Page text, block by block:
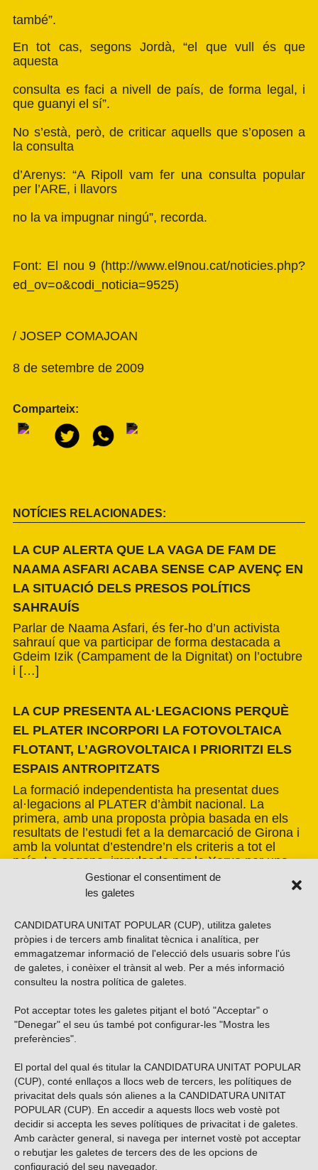
Gestionar el consentiment de
les galetes
CANDIDATURA UNITAT POPULAR (CUP), utilitza galetes
pròpies i de tercers amb finalitat tècnica i analítica, per
emmagatzemar informació de l'elecció dels usuaris sobre l'ús
de galetes, i conèixer el trànsit al web. Per a més informació
consulteu la nostra política de galetes
Pot acceptar totes les galetes pitjant el botó "Acceptar" o
"Denegar" el seu ús també pot configurar-les "Mostra les
preferències".
El portal del qual és titular la CANDIDATURA UNITAT POPULAR
(CUP), conté enllaços a llocs web de tercers, les polítiques de
privacitat dels quals són alienes a la CANDIDATURA UNITAT
POPULAR (CUP). En accedir a aquests llocs web vostè pot
decidir si accepta les seves polítiques de privacitat i de galetes.
Amb caràcter general, si navega per internet vostè pot acceptar
o rebutjar les galetes de tercers des de les opcions de
configuració del seu navegador.
també”.
En tot cas, segons Jordà, “el que vull és que
aquesta
consulta es faci a nivell de país, de forma legal, i
que guanyi el sí”.
No s’està, però, de criticar aquells que s’oposen a
la consulta
d’Arenys: “A Ripoll vam fer una consulta popular
per l’ARE, i llavors
no la va impugnar ningú”, recorda.
Font: El nou 9 (http://www.el9nou.cat/noticies.php?
ed_ov=o&codi_noticia=9525)
/ JOSEP COMAJOAN
8 de setembre de 2009
Comparteix:
NOTÍCIES RELACIONADES:
LA CUP ALERTA QUE LA VAGA DE FAM DE
NAAMA ASFARI ACABA SENSE CAP AVENÇ EN
LA SITUACIÓ DELS PRESOS POLÍTICS
SAHRAUÍS
Parlar de Naama Asfari, és fer-ho d’un activista
sahrauí que va participar de forma destacada a
Gdeim Izik (Campament de la Dignitat) on l’octubre
i […]
LA CUP PRESENTA AL·LEGACIONS PERQUÈ
EL PLATER INCORPORI LA FOTOVOLTAICA
FLOTANT, L’AGROVOLTAICA I PRIORITZI ELS
ESPAIS ANTROPITZATS
La formació independentista ha presentat dues
al·legacions al PLATER d’àmbit nacional. La
primera, amb una proposta pròpia basada en els
resultats de l’estudi fet a la demarcació de Girona i
amb la voluntat d’estendre’n els criteris a tot el
país. La segona, impulsada per la Xarxa per una
Transició Energètica Justa, de caràcter més global.
Vols subscriure’t al nostre butlletí?
ENVIAR
Troba’ns a les xarxes socials